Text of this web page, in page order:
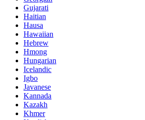
Gujarati
Haitian
Hausa
Hawaiian
Hebrew
Hmong
Hungarian
Icelandic
Igbo
Javanese
Kannada
Kazakh
Khmer